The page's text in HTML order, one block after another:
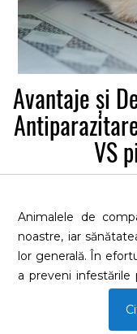
Avantaje și
VS
Animalele de
noastre, iar
lor generală. În
a preveni infestările
companie se